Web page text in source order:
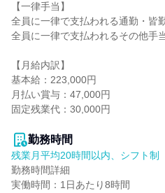
【一律手当】
全員に一律で支払われる通勤・皆
全員に一律で支払われるその他手
【月給内訳】
基本給：223,000円
月払い賞与：47,000円
固定残業代：30,000円
勤務時間
残業月平均20時間以内、シフト制
勤務時間詳細
実働時間：1日あたり8時間